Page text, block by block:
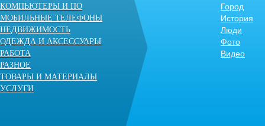
КОМПЬЮТЕРЫ И ПО
МОБИЛЬНЫЕ ТЕЛЕФОНЫ
НЕДВИЖИМОСТЬ
ОДЕЖДА И АКСЕССУАРЫ
РАБОТА
РАЗНОЕ
ТОВАРЫ И МАТЕРИАЛЫ
УСЛУГИ
Город
История
Люди
Фото
Видео